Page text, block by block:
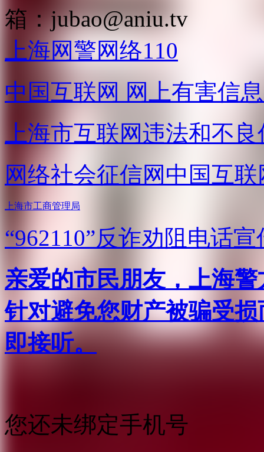
箱：jubao@aniu.tv
上海网警网络110
中国互联网 网上有害信
上海市互联网违法和不
网络社会征信网 中国互
上海市工商管理局
“962110”反诈劝阻电话宣
亲爱的市民朋友，上海
针对避免您财产被骗受
即接听。
您还未绑定手机号